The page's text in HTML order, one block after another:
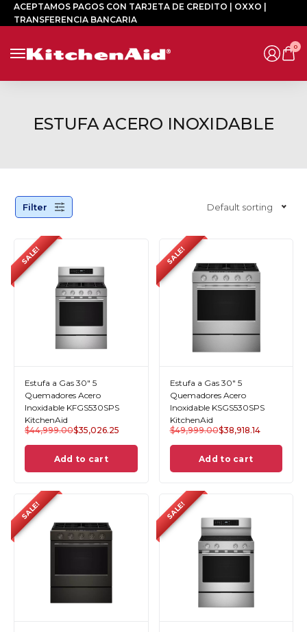
ACEPTAMOS PAGOS CON TARJETA DE CREDITO | OXXO |
TRANSFERENCIA BANCARIA
0
ESTUFA ACERO INOXIDABLE
Filter Default sorting
SALE!
Estufa a Gas 30" 5
Quemadores Acero
Inoxidable KFGS530SPS
KitchenAid
$44,999.00$35,026.25
Add to cart
SALE!
Estufa a Gas 30" 5
Quemadores Acero
Inoxidable KSGS530SPS
KitchenAid
$49,999.00$38,918.14
Add to cart
SALE! SALE!